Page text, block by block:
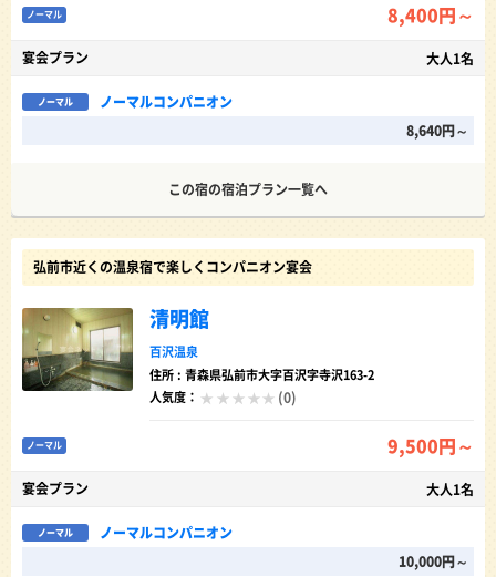
ノーマル 8,400円～
宴会プラン 大人1名
ノーマル
ノーマルコンパニオン
8,640円～
この宿の宿泊プラン一覧へ
弘前市近くの温泉宿で楽しくコンパニオン宴会
清明館
百沢温泉
住所 : 青森県弘前市大字百沢字寺沢163-2
人気度：
(0)
ノーマル 9,500円～
宴会プラン 大人1名
ノーマル
ノーマルコンパニオン
10,000円～